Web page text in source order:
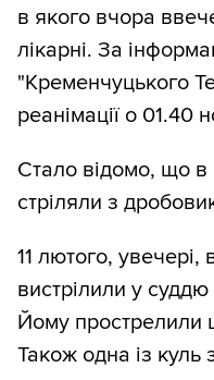
в якого вчора
лікарні. За
"Кременчуцького
реанімації о 01.40
Стало відомо, що
стріляли з
11 лютого, увечері,
вистрілили у
Йому прострелили
Також одна із куль